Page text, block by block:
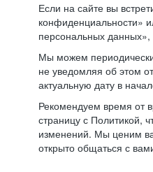
Если на сайте вы
конфиденциальности»
персональных данных»,
Мы можем
не уведомляя об этом
актуальную дату в
Рекомендуем время от
страницу с Политикой,
изменений. Мы ценим
открыто общаться с